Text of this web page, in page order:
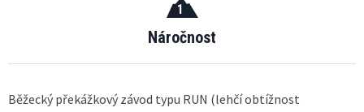
1
Náročnost
Běžecký překážkový závod typu RUN (lehčí obtížnost